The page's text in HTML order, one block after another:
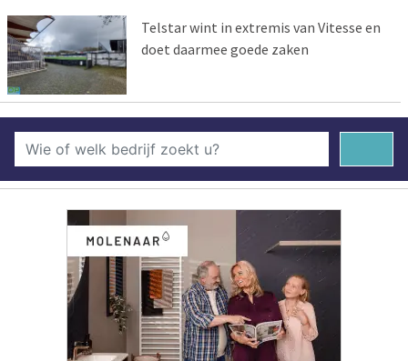
Telstar wint in extremis van Vitesse en
doet daarmee goede zaken